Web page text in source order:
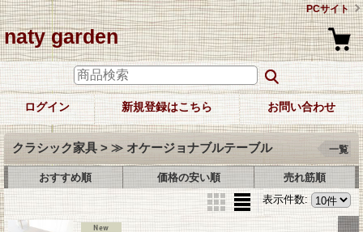
PCサイト
naty garden
ログイン 新規登録はこちら お問い合わせ
クラシック家具 > ≫ オケージョナブルテーブル 一覧
おすすめ順 価格の安い順
売れ筋順
表示件数: